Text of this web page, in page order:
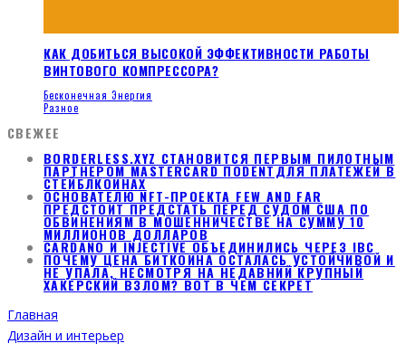
КАК ДОБИТЬСЯ ВЫСОКОЙ ЭФФЕКТИВНОСТИ РАБОТЫ
ВИНТОВОГО КОМПРЕССОРА?
Бесконечная Энергия
Разное
СВЕЖЕЕ
BORDERLESS.XYZ СТАНОВИТСЯ ПЕРВЫМ ПИЛОТНЫМ
ПАРТНЕРОМ MASTERCARD ПОDENTДЛЯ ПЛАТЕЖЕЙ В
СТЕЙБЛКОИНАХ
ОСНОВАТЕЛЮ NFT-ПРОЕКТА FEW AND FAR
ПРЕДСТОИТ ПРЕДСТАТЬ ПЕРЕД СУДОМ США ПО
ОБВИНЕНИЯМ В МОШЕННИЧЕСТВЕ НА СУММУ 10
МИЛЛИОНОВ ДОЛЛАРОВ
CARDANO И INJECTIVE ОБЪЕДИНИЛИСЬ ЧЕРЕЗ IBC
ПОЧЕМУ ЦЕНА БИТКОИНА ОСТАЛАСЬ УСТОЙЧИВОЙ И
НЕ УПАЛА, НЕСМОТРЯ НА НЕДАВНИЙ КРУПНЫЙ
ХАКЕРСКИЙ ВЗЛОМ? ВОТ В ЧЕМ СЕКРЕТ
Главная
Дизайн и интерьер